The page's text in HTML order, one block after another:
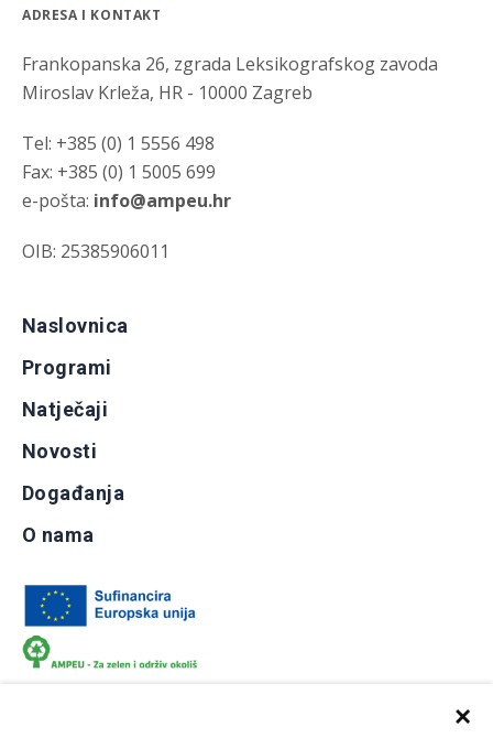
×
ADRESA I KONTAKT
Frankopanska 26, zgrada Leksikografskog zavoda
Miroslav Krleža, HR - 10000 Zagreb
Tel: +385 (0) 1 5556 498
Fax: +385 (0) 1 5005 699
e-pošta: info@ampeu.hr
OIB: 25385906011
Naslovnica
Programi
Natječaji
Novosti
Događanja
O nama